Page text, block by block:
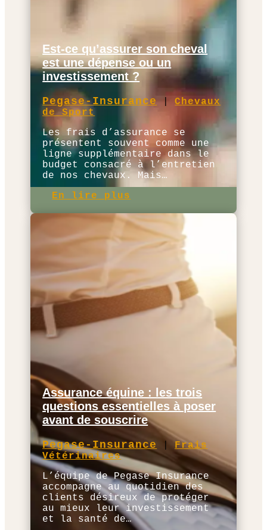
Est-ce qu’assurer son cheval
est une dépense ou un
investissement ?
Pegase-Insurance |
Chevaux
de Sport
Les frais d’assurance se
présentent souvent comme une
ligne supplémentaire dans le
budget consacré à l’entretien
de nos chevaux. Mais…
En lire plus
Assurance équine : les trois
questions essentielles à poser
avant de souscrire
Pegase-Insurance
Frais
Vétérinaires
L’équipe de Pegase Insurance
accompagne au quotidien des
clients désireux de protéger
au mieux leur investissement
et la santé de…